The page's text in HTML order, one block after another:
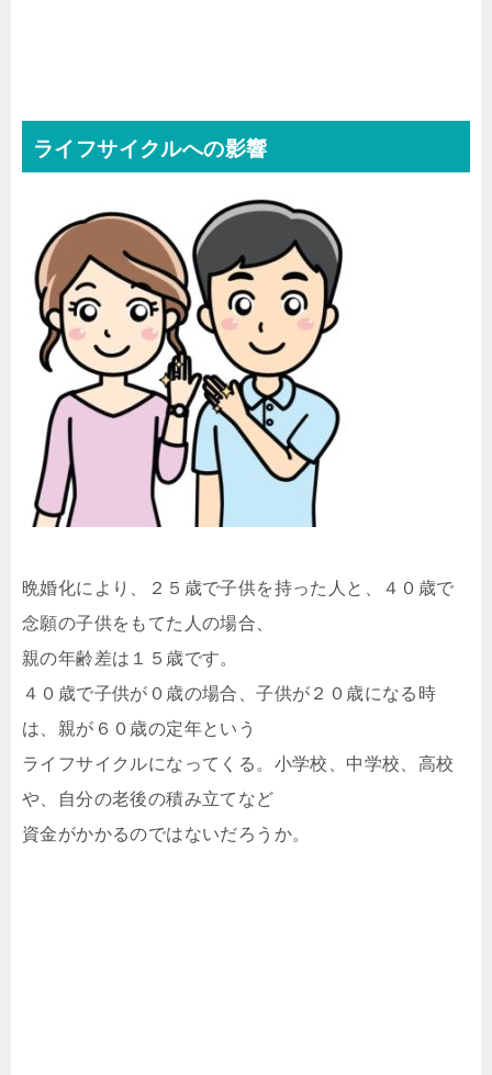
ライフサイクルへの影響
晩婚化により、２５歳で子供を持った人と、４０歳で
念願の子供をもてた人の場合、
親の年齢差は１５歳です。
４０歳で子供が０歳の場合、子供が２０歳になる時
は、親が６０歳の定年という
ライフサイクルになってくる。小学校、中学校、高校
や、自分の老後の積み立てなど
資金がかかるのではないだろうか。